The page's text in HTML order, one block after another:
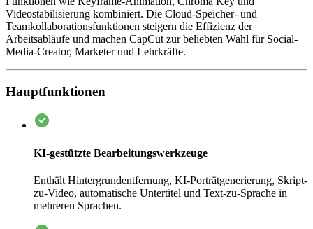
Videostabilisierung kombiniert. Die Cloud-Speicher- und
Teamkollaborationsfunktionen steigern die Effizienz der
Arbeitsabläufe und machen CapCut zur beliebten Wahl für Social-
Media-Creator, Marketer und Lehrkräfte.
Hauptfunktionen
KI-gestützte Bearbeitungswerkzeuge
Enthält Hintergrundentfernung, KI-Porträtgenerierung, Skript-
zu-Video, automatische Untertitel und Text-zu-Sprache in
mehreren Sprachen.